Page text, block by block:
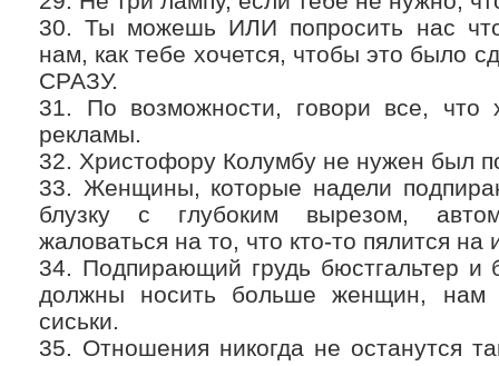
30. Ты можешь ИЛИ попросить нас
нам, как тебе хочется, чтобы это
СРАЗУ.
31. По возможности, говори все, что
рекламы.
32. Христофору Колумбу не нужен был
33. Женщины, которые надели
блузку с глубоким вырезом,
жаловаться на то, что кто-то пялится на
34. Подпирающий грудь бюстгальтер и
должны носить больше женщин, нам
сиськи.
35. Отношения никогда не останутся